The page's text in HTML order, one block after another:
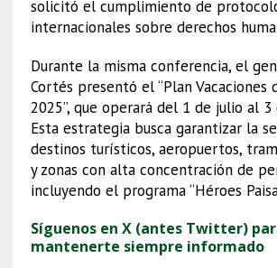
solicitó el cumplimiento de
internacionales sobre derechos
Durante la misma conferencia, el
Cortés presentó el “Plan Vacaciones
2025”, que operará del 1 de julio al 3
Esta estrategia busca garantizar la
destinos turísticos, aeropuertos,
y zonas con alta concentración de
incluyendo el programa “Héroes
Síguenos en X (antes Twitter)
mantenerte siempre informado